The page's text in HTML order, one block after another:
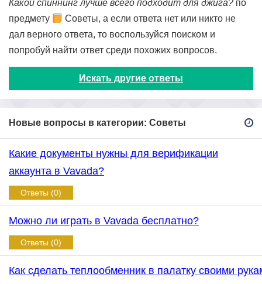
Какой спиннинг лучше всего подходит для джига? по
предмету
Советы, а если ответа нет или никто не
дал верного ответа, то воспользуйся поиском и
попробуй найти ответ среди похожих вопросов.
Искать другие ответы
Новые вопросы в категории: Советы
Какие документы нужны для верификации
аккаунта в Vavada?
Ответы (0)
Можно ли играть в Vavada бесплатно?
Ответы (0)
Как сделать теплообменник в палатку своими